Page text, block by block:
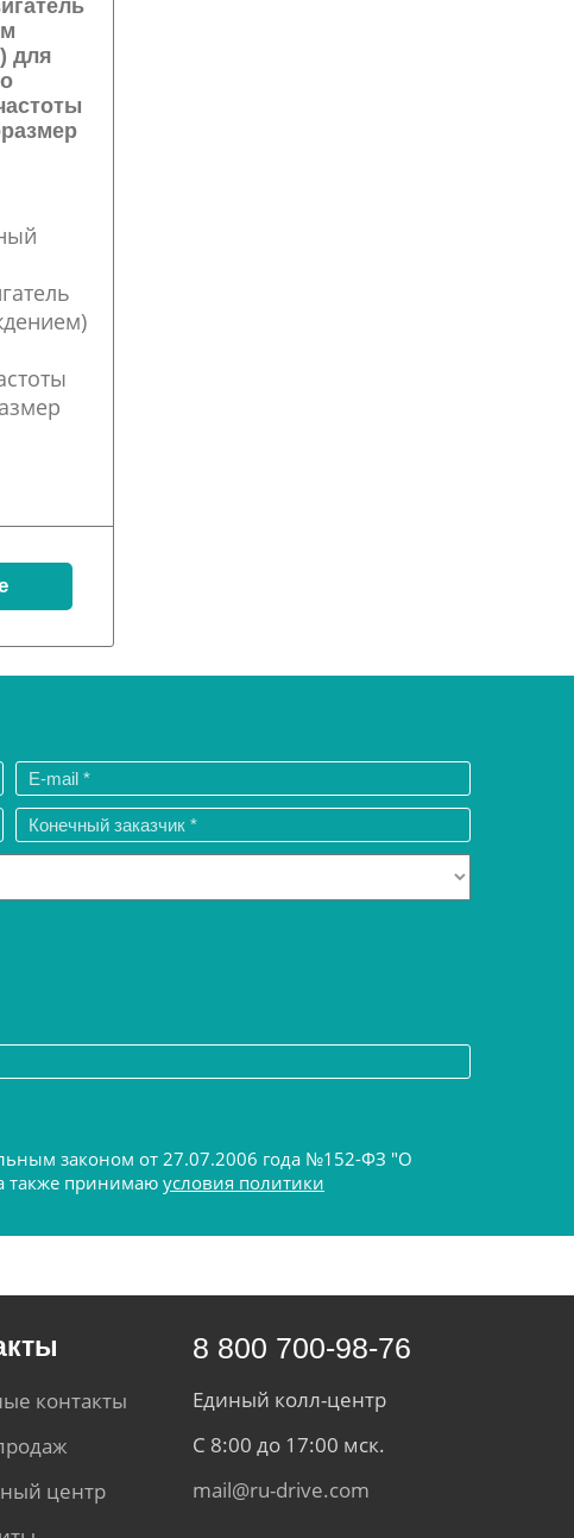
для
законом от 27.07.2006 года №152-ФЗ "О
также принимаюусловия политики
контакты
центр
8 800 700-98-76
Единый колл-центр
С 8:00 до 17:00 мск.
mail@ru-drive.com